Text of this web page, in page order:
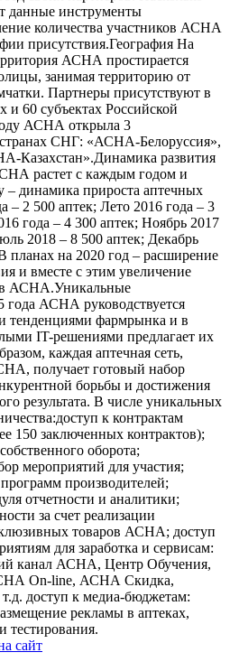
данные инструменты
количества участников АСНА
присутствия.География На
АСНА простирается
занимая территорию от
Партнеры присутствуют в
и 60 субъектах Российской
АСНА открыла 3
странах СНГ: «АСНА-Белоруссия»,
развития
растет с каждым годом и
– динамика прироста аптечных
– 2 500 аптек; Лето 2016 года – 3
года – 4 300 аптек; Ноябрь 2017
2018 – 8 500 аптек; Декабрь
планах на 2020 год – расширение
и вместе с этим увеличение
АСНА.Уникальные
года АСНА руководствуется
тенденциями фармрынка и в
IT-решениями предлагает их
каждая аптечная сеть,
получает готовый набор
борьбы и достижения
результата. В числе уникальных
к контрактам
150 заключенных контрактов);
оборота;
мероприятий для участия;
производителей;
отчетности и аналитики;
за счет реализации
товаров АСНА; доступ
для заработка и сервисам:
канал АСНА, Центр Обучения,
On-line, АСНА Скидка,
доступ к медиа-бюджетам:
рекламы в аптеках,
тестирования.
сайт